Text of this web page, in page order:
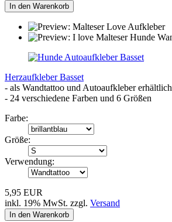
In den Warenkorb
Herzaufkleber Basset
- als Wandtattoo und Autoaufkleber erhältlich
- 24 verschiedene Farben und 6 Größen
Farbe:
Größe:
Verwendung:
5,95 EUR
inkl. 19% MwSt. zzgl. Versand
In den Warenkorb